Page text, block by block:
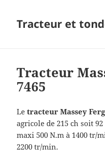
Tracteur et
Tracteur
7465
Letracteur Massey
agricole de 215 ch soit
maxi 500 N.m à 1400 tr/
2200 tr/min.